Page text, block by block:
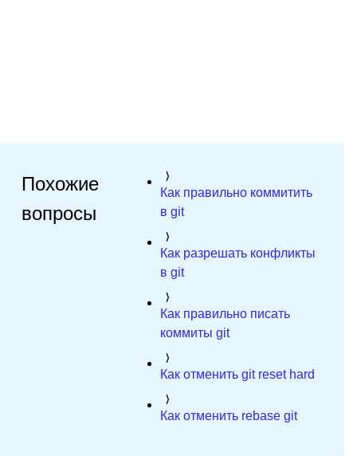
Похожие
вопросы
Как правильно коммитить
в git
Как разрешать конфликты
в git
Как правильно писать
коммиты git
Как отменить git reset hard
Как отменить rebase git